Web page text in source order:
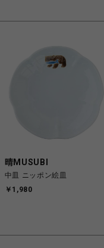
晴MUSUBI
中皿 ニッポン絵皿
￥1,980